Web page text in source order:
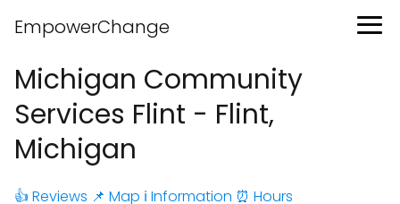
EmpowerChange
Michigan Community
Services Flint - Flint,
Michigan
👍 Reviews 📌 Map ℹ️ Information ⏰ Hours